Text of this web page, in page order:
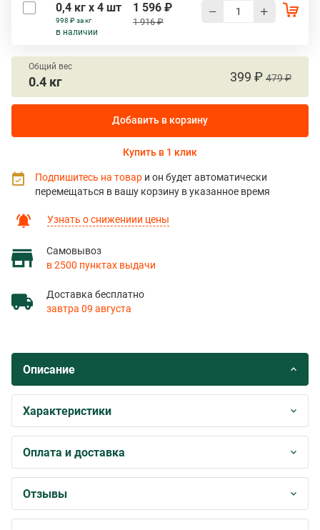
0,4 кг х 4 шт
998 ₽ за кг
в наличии
1 596 ₽
1 916 ₽
Узнать о снижениии цены
Самовывоз
в 2500 пунктах выдачи
Доставка бесплатно
завтра 09 августа
Общий вес
0.4 кг 399 ₽ 479 ₽
Добавить в корзину
Купить в 1 клик
Подпишитесь на товар и он будет автоматически
перемещаться в вашу корзину в указанное время
Описание
Характеристики
Оплата и доставка
Отзывы